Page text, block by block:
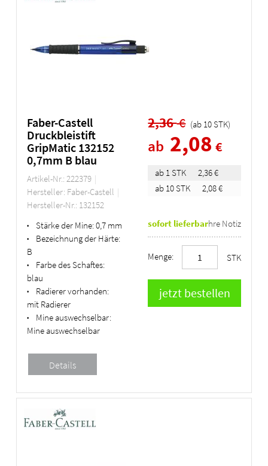
Faber-Castell
Druckbleistift
GripMatic 132152
0,7mm B blau
Artikel-Nr.: 222379
Hersteller: Faber-Castell
Hersteller-Nr.: 132152
• Stärke der Mine:0,7 mm
•
Bezeichnung der Härte:
B
•
Farbe des Schaftes:
blau
•
Radierer vorhanden:
mit Radierer
•
Mine auswechselbar:
Mine auswechselbar
2,36€ (ab 10 STK)
ab 2,08 €
ab 1 STK
2,36 €
ab 10 STK
2,08 €
sofort lieferbarIhre Notiz
Menge: STK